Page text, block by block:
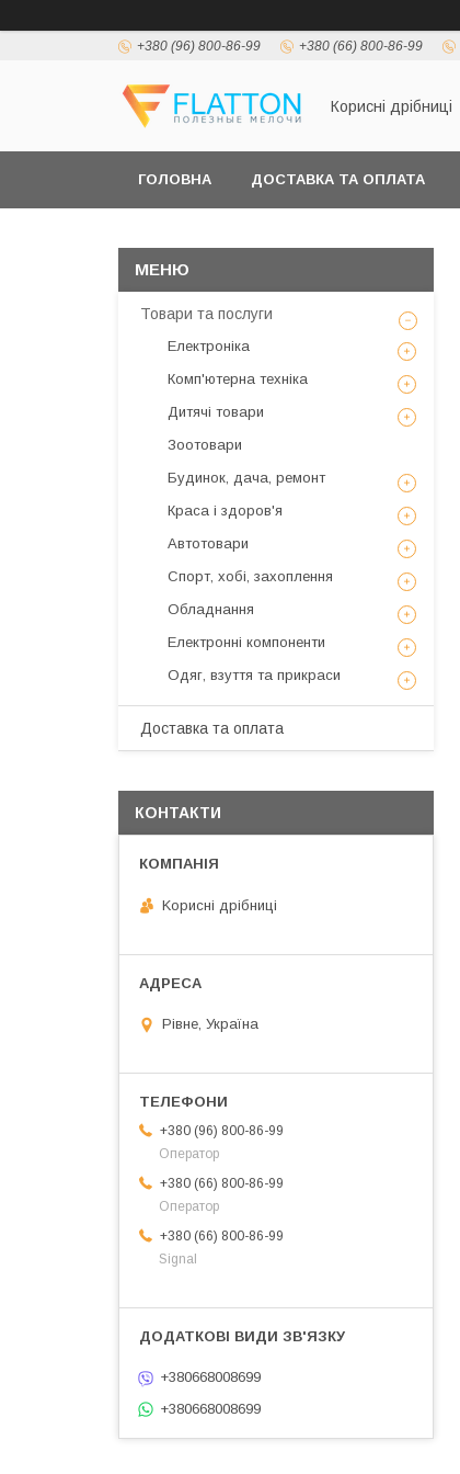
+380 (96) 800-86-99 +380 (66) 800-86-99
Корисні дрібниці
ГОЛОВНА ДОСТАВКА ТА ОПЛАТА
Товари та послуги
Електроніка
Комп'ютерна техніка
Дитячі товари
Зоотовари
Будинок, дача, ремонт
Краса і здоров'я
Автотовари
Спорт, хобі, захоплення
Обладнання
Електронні компоненти
Одяг, взуття та прикраси
Доставка та оплата
КОНТАКТИ
Kорисні дрібниці
Рівне, Україна
+380 (96) 800-86-99
Оператор
+380 (66) 800-86-99
Оператор
+380 (66) 800-86-99
Signal
+380668008699
+380668008699